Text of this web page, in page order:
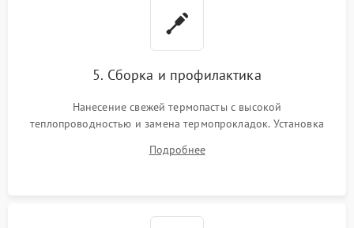
5. Сборка и профилактика
Нанесение свежей термопасты с высокой
теплопроводностью и замена термопрокладок. Установка
шлейфов, модулей памяти и накопителей. Предварительная
Подробнее